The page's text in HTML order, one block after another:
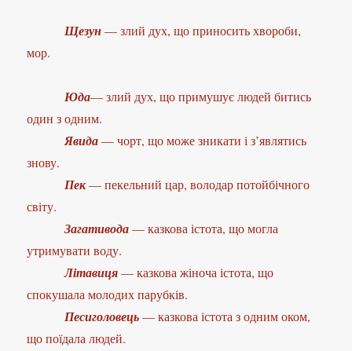
Щезун— злий дух, що приносить хвороби,
мор.
Юда— злий дух, що примушує людей битись
один з одним.
Явида— чорт, що може зникати і з’являтись
знову.
Пек— пекельний цар, володар потойбічного
світу.
Загативода— казкова істота, що могла
утримувати воду.
Літавиця— казкова жіноча істота, що
спокушала молодих парубків.
Песиголовець— казкова істота з одним оком,
що поїдала людей.